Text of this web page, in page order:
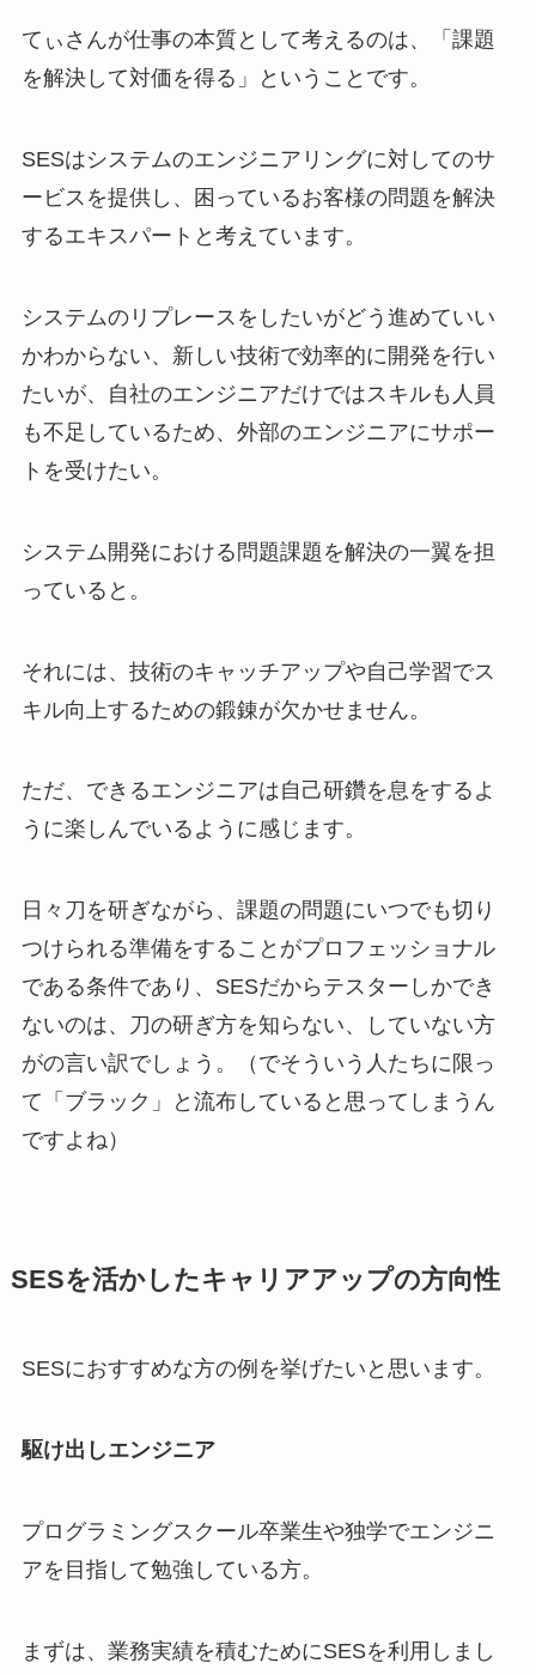
てぃさんが仕事の本質として考えるのは、「課題
を解決して対価を得る」ということです。
SESはシステムのエンジニアリングに対してのサ
ービスを提供し、困っているお客様の問題を解決
するエキスパートと考えています。
システムのリプレースをしたいがどう進めていい
かわからない、新しい技術で効率的に開発を行い
たいが、自社のエンジニアだけではスキルも人員
も不足しているため、外部のエンジニアにサポー
トを受けたい。
システム開発における問題課題を解決の一翼を担
っていると。
それには、技術のキャッチアップや自己学習でス
キル向上するための鍛錬が欠かせません。
ただ、できるエンジニアは自己研鑽を息をするよ
うに楽しんでいるように感じます。
日々刀を研ぎながら、課題の問題にいつでも切り
つけられる準備をすることがプロフェッショナル
である条件であり、SESだからテスターしかでき
ないのは、刀の研ぎ方を知らない、していない方
がの言い訳でしょう。（でそういう人たちに限っ
て「ブラック」と流布していると思ってしまうん
ですよね）
SESを活かしたキャリアアップの方向性
SESにおすすめな方の例を挙げたいと思います。
駆け出しエンジニア
プログラミングスクール卒業生や独学でエンジニ
アを目指して勉強している方。
まずは、業務実績を積むためにSESを利用しまし